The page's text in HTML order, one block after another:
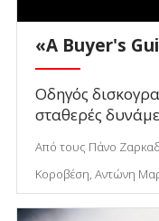
«Α Buyer's
Οδηγός
σταθερές
Από τους Πάνο
Κοροβέση, Αντώνη